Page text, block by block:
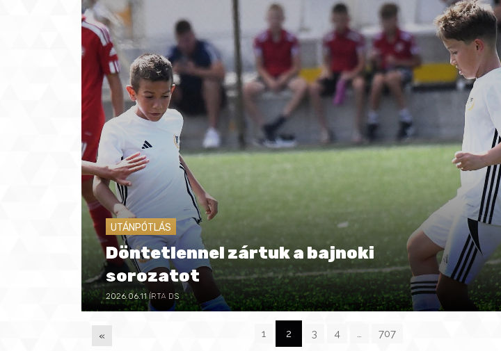
UTÁNPÓTLÁS
Döntetlennel zártuk a bajnoki
sorozatot
2026.06.11ÍRTA DS
« 1 2 3 4 … 707